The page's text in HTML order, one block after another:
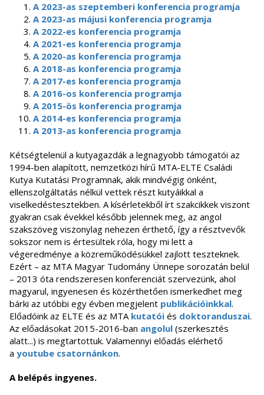
A 2023-as szeptemberi konferencia programja
A 2023-as májusi konferencia programja
A 2022-es konferencia programja
A 2021-es konferencia programja
A 2020-as konferencia programja
A 2018-as konferencia programja
A 2017-es konferencia programja
A 2016-os konferencia programja
A 2015-ös konferencia programja
A 2014-es konferencia programja
A 2013-as konferencia programja
Kétségtelenül a kutyagazdák a legnagyobb támogatói az
1994-ben alapított, nemzetközi hírű MTA-ELTE Családi
Kutya Kutatási Programnak, akik mindvégig önként,
ellenszolgáltatás nélkül vettek részt kutyáikkal a
viselkedéstesztekben. A kísérletekből írt szakcikkek viszont
gyakran csak évekkel később jelennek meg, az angol
szakszöveg viszonylag nehezen érthető, így a résztvevők
sokszor nem is értesültek róla, hogy mi lett a
végeredménye a közreműködésükkel zajlott teszteknek.
Ezért – az MTA Magyar Tudomány Ünnepe sorozatán belül
– 2013 óta rendszeresen konferenciát szervezünk, ahol
magyarul, ingyenesen és közérthetően ismerkedhet meg
bárki az utóbbi egy évben megjelent publikációinkkal.
Előadóink az ELTE és az MTA kutatói és doktoranduszai.
Az előadásokat 2015-2016-ban angolul (szerkesztés
alatt...) is megtartottuk. Valamennyi előadás elérhető
a youtube csatornánkon.
A belépés ingyenes.